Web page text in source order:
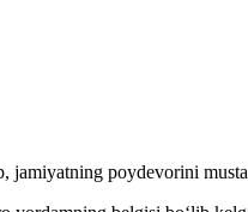
poydevorini